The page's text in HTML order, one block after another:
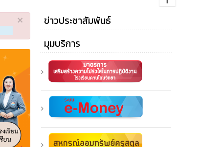
×
ข่าวประชาสัมพันธ์
มุมบริการ